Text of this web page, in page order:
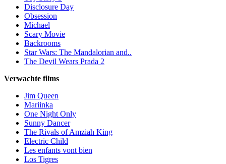
Disclosure Day
Obsession
Michael
Scary Movie
Backrooms
Star Wars: The Mandalorian and..
The Devil Wears Prada 2
Verwachte films
Jim Queen
Mariinka
One Night Only
Sunny Dancer
The Rivals of Amziah King
Electric Child
Les enfants vont bien
Los Tigres